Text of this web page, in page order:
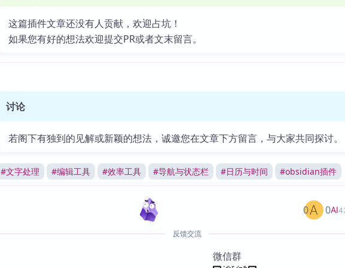
这篇插件文章还没有人贡献，欢迎占坑！
如果您有好的想法欢迎提交PR或者文末留言。
讨论
若阁下有独到的见解或新颖的想法，诚邀您在文章下方留言，与大家共同探讨。
#文字处理 #编辑工具 #效率工具 #导航与状态栏 #日历与时间 #obsidian插件
AI
0 0
反馈交流
微信群